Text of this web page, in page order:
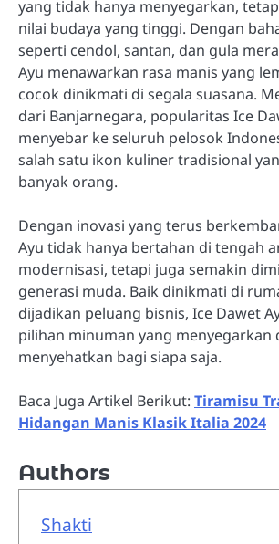
yang tidak hanya menyegarkan,
nilai budaya yang tinggi. Dengan
seperti cendol, santan, dan gula
Ayu menawarkan rasa manis yang
cocok dinikmati di segala suasana.
dari Banjarnegara, popularitas Ice
menyebar ke seluruh pelosok
salah satu ikon kuliner tradisional
banyak orang.
Dengan inovasi yang terus
Ayu tidak hanya bertahan di tengah
modernisasi, tetapi juga semakin
generasi muda. Baik dinikmati di
dijadikan peluang bisnis, Ice Dawet
pilihan minuman yang menyegarkan
menyehatkan bagi siapa saja.
Baca Juga Artikel Berikut: Tiramisu
Hidangan Manis Klasik Italia 2024
Authors
Shakti